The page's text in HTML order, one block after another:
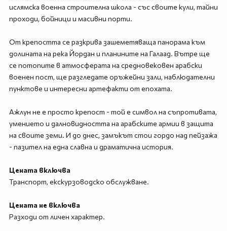
ислямска военна строителна школа - със своите кули, тайни
проходи, бойници и масивни порти.
От крепостта се разкрива зашеметяваща панорама към
долината на река Йордан и планините на Галаад. Вътре ще
се потопите в атмосферата на средновековен арабски
военен пост, ще разгледате оръжейни зали, наблюдателни
пунктове и интересни артефакти от епохата.
Ажлун не е просто крепост - той е символ на съпротивата,
умението и далновидността на арабските армии в защита
на своите земи. И до днес, замъкът стои гордо над пейзажа
- пазител на една славна и драматична история.
Цената включва
Транспорт, екскурзоводско обслужване.
Цената не включва
Разходи от личен характер.